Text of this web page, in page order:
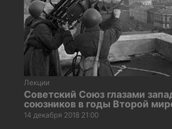
Лекции
Советский Союз глазами
союзников в годы Второй
14 декабря 2018 21:00